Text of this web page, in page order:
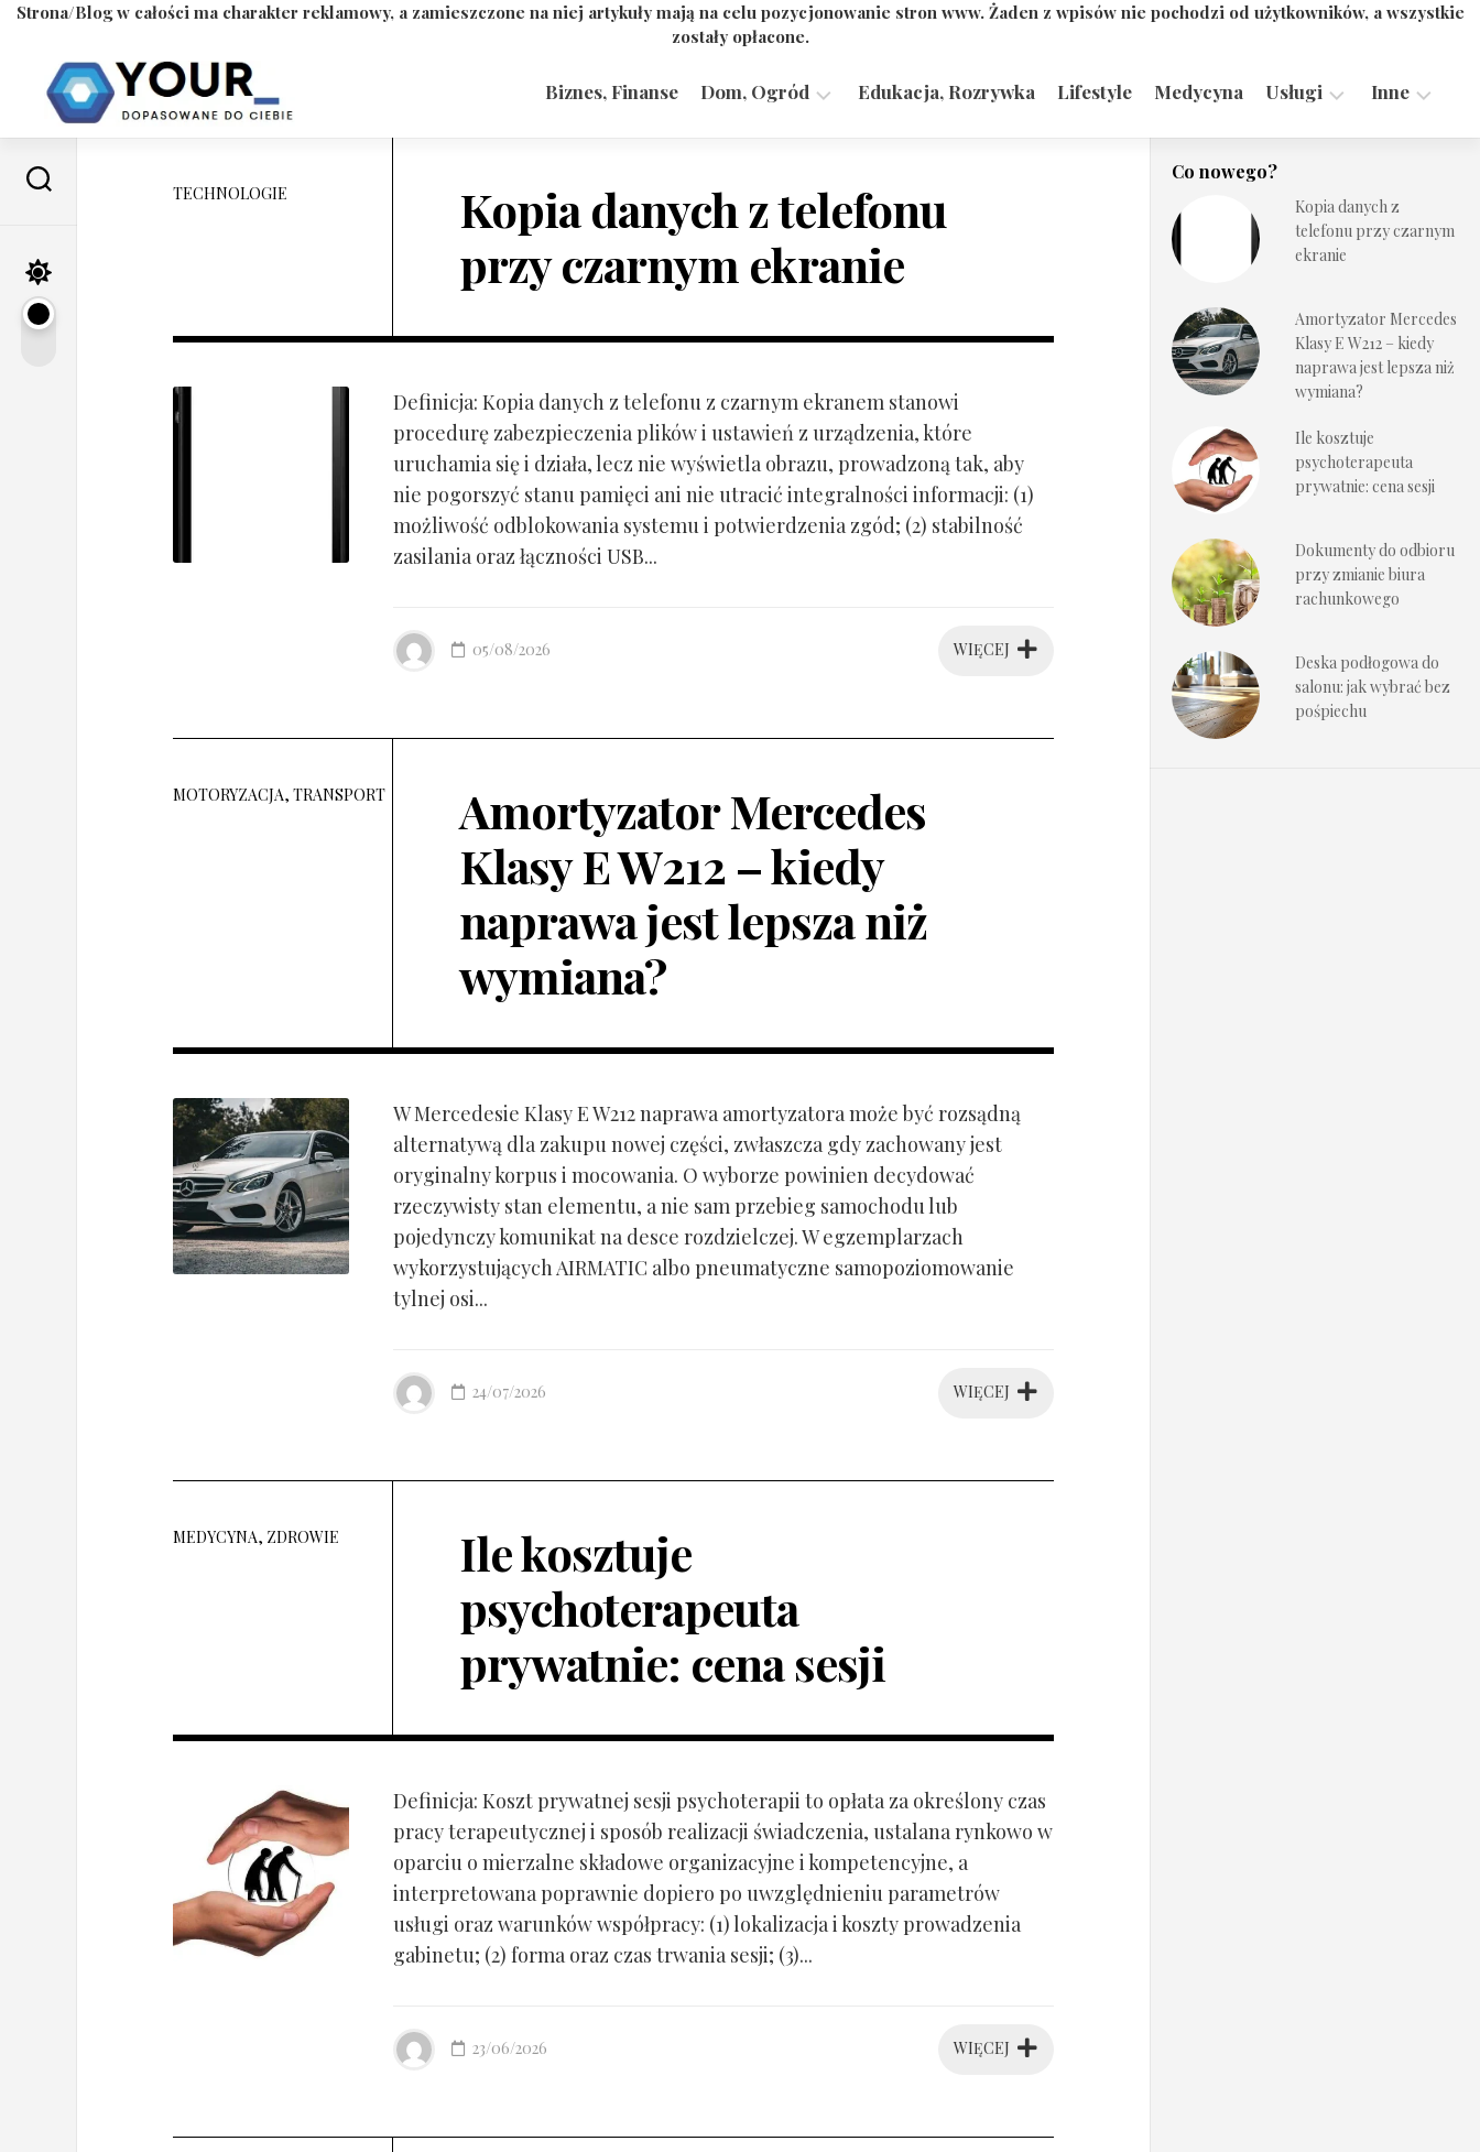
Strona/Blog w całości ma charakter reklamowy, a zamieszczone na niej artykuły mają na celu pozycjonowanie stron www. Żaden z wpisów nie pochodzi od użytkowników, a wszystkie
zostały opłacone.
content
Biznes, Finanse Dom, Ogród Edukacja, Rozrywka Lifestyle Medycyna Usługi
Technologie
Inne
TECHNOLOGIE
Kopia danych z telefonu
przy czarnym ekranie
Definicja: Kopia danych z telefonu z czarnym ekranem stanowi
procedurę zabezpieczenia plików i ustawień z urządzenia, które
uruchamia się i działa, lecz nie wyświetla obrazu, prowadzoną tak, aby
nie pogorszyć stanu pamięci ani nie utracić integralności informacji: (1)
możliwość odblokowania systemu i potwierdzenia zgód; (2) stabilność
zasilania oraz łączności USB...
WIĘCEJ
05/08/2026
MOTORYZACJA, TRANSPORT
Amortyzator Mercedes
Klasy E W212 – kiedy
naprawa jest lepsza niż
wymiana?
W Mercedesie Klasy E W212 naprawa amortyzatora może być rozsądną
alternatywą dla zakupu nowej części, zwłaszcza gdy zachowany jest
oryginalny korpus i mocowania. O wyborze powinien decydować
rzeczywisty stan elementu, a nie sam przebieg samochodu lub
pojedynczy komunikat na desce rozdzielczej. W egzemplarzach
wykorzystujących AIRMATIC albo pneumatyczne samopoziomowanie
tylnej osi...
WIĘCEJ
24/07/2026
MEDYCYNA, ZDROWIE
Ile kosztuje
psychoterapeuta
prywatnie: cena sesji
Definicja: Koszt prywatnej sesji psychoterapii to opłata za określony czas
pracy terapeutycznej i sposób realizacji świadczenia, ustalana rynkowo w
oparciu o mierzalne składowe organizacyjne i kompetencyjne, a
interpretowana poprawnie dopiero po uwzględnieniu parametrów
usługi oraz warunków współpracy: (1) lokalizacja i koszty prowadzenia
gabinetu; (2) forma oraz czas trwania sesji; (3)...
WIĘCEJ
23/06/2026
Co nowego?
Kopia danych z
telefonu przy czarnym
ekranie
Amortyzator Mercedes
Klasy E W212 – kiedy
naprawa jest lepsza niż
wymiana?
Ile kosztuje
psychoterapeuta
prywatnie: cena sesji
Dokumenty do odbioru
przy zmianie biura
rachunkowego
Deska podłogowa do
salonu: jak wybrać bez
pośpiechu